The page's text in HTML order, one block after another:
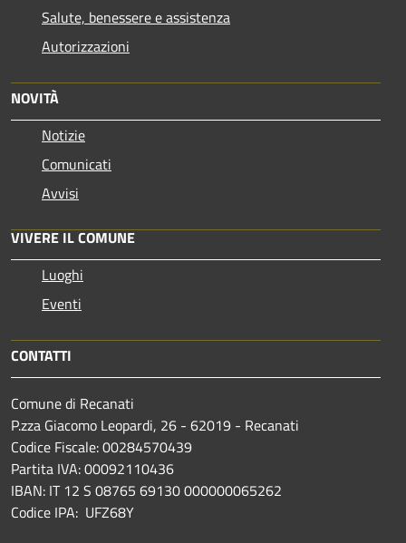
Salute, benessere e assistenza
Autorizzazioni
NOVITÀ
Notizie
Comunicati
Avvisi
VIVERE IL COMUNE
Luoghi
Eventi
CONTATTI
Comune di Recanati
P.zza Giacomo Leopardi, 26 - 62019 - Recanati
Codice Fiscale: 00284570439
Partita IVA: 00092110436
IBAN: IT 12 S 08765 69130 000000065262
Codice IPA: UFZ68Y